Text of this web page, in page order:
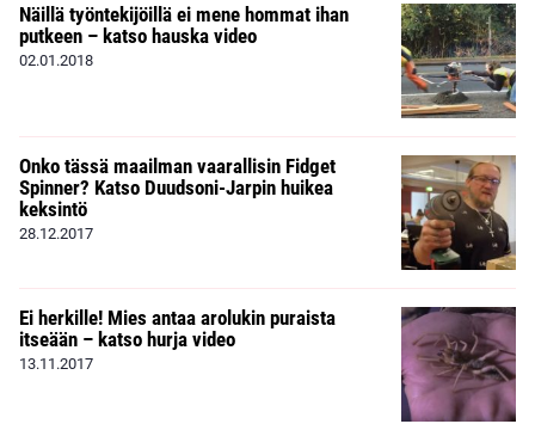
Näillä työntekijöillä ei mene hommat ihan
putkeen – katso hauska video
02.01.2018
Onko tässä maailman vaarallisin Fidget
Spinner? Katso Duudsoni-Jarpin huikea
keksintö
28.12.2017
Ei herkille! Mies antaa arolukin puraista
itseään – katso hurja video
13.11.2017